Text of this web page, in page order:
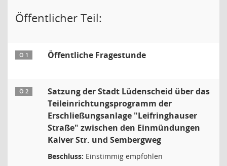
Öffentlicher Teil:
Ö 1 Öffentliche Fragestunde
Ö 2
Satzung der Stadt Lüdenscheid über das
Teileinrichtungsprogramm der
Erschließungsanlage "Leifringhauser
Straße" zwischen den Einmündungen
Kalver Str. und Sembergweg
Beschluss: Einstimmig empfohlen